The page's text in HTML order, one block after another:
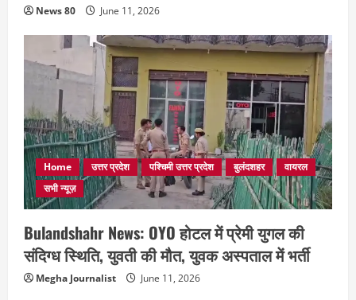
News 80 June 11, 2026
Home उत्तर प्रदेश पश्चिमी उत्तर प्रदेश बुलंदशहर
वायरल
सभी न्यूज़
Bulandshahr News: OYO होटल में प्रेमी युगल की
संदिग्ध स्थिति, युवती की मौत, युवक अस्पताल में भर्ती
Megha Journalist June 11, 2026